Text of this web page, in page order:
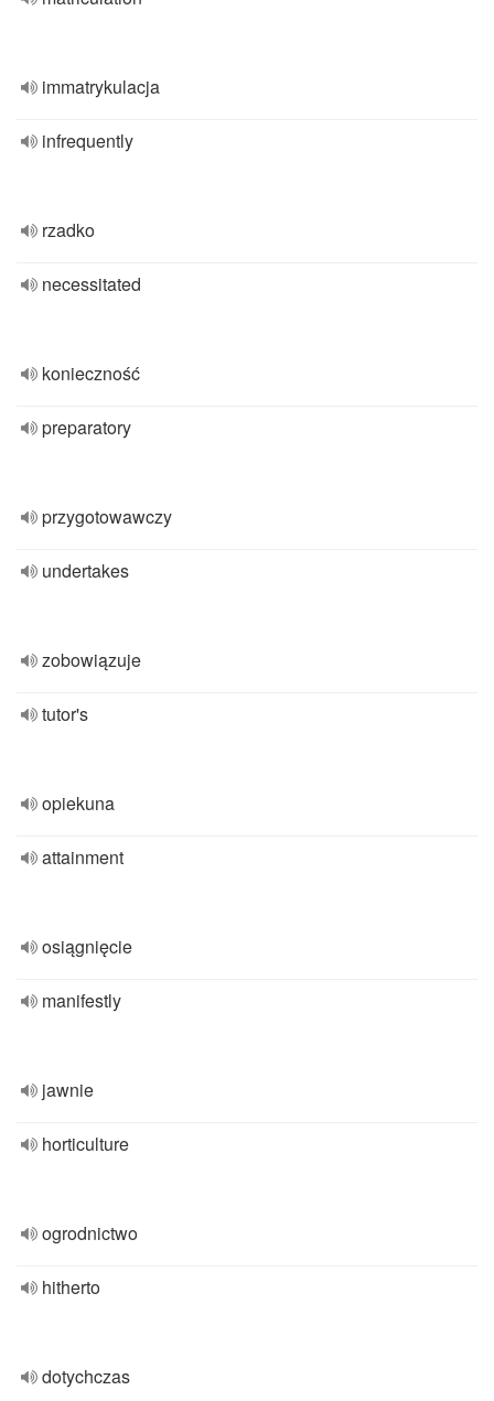
immatrykulacja
infrequently
rzadko
necessitated
konieczność
preparatory
przygotowawczy
undertakes
zobowiązuje
tutor's
opiekuna
attainment
osiągnięcie
manifestly
jawnie
horticulture
ogrodnictwo
hitherto
dotychczas